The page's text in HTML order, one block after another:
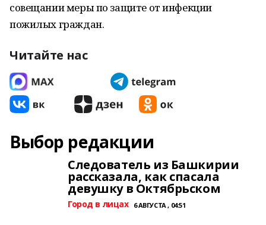
совещании меры по защите от инфекции
пожилых граждан.
Читайте нас
Выбор редакции
Следователь из Башкирии
рассказала, как спасала
девушку в Октябрьском
Город в лицах 6 АВГУСТА , 04:51